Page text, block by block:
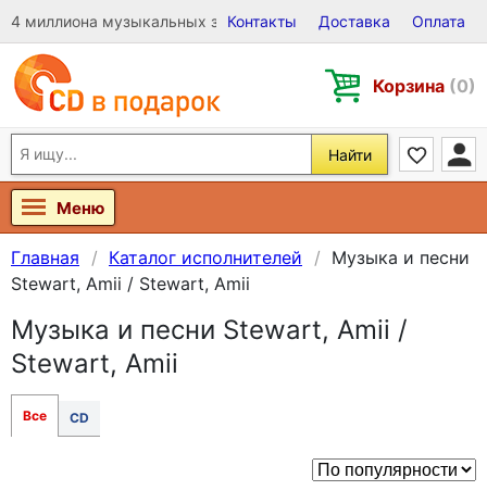
4 миллиона музыкальных записей на Виниле, CD и DVD
Контакты Доставка Оплата
Корзина (0)
Найти
Меню
Главная Каталог исполнителей
Музыка и песни
Stewart, Amii / Stewart, Amii
Музыка и песни Stewart, Amii /
Stewart, Amii
Все CD